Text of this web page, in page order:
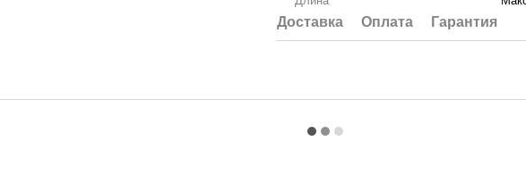
Доставка Оплата Гарантия